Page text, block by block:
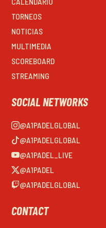
TORNEOS
NOTICIAS
MULTIMEDIA
SCOREBOARD
STREAMING
SOCIAL NETWORKS
@A1PADELGLOBAL
@A1PADELGLOBAL
@A1PADEL_LIVE
@A1PADEL
@A1PADELGLOBAL
CONTACT